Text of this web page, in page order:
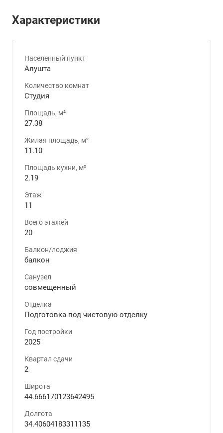
Характеристики
Населенный пункт
Алушта
Количество комнат
Студия
Площадь, м²
27.38
Жилая площадь, м²
11.10
Площадь кухни, м²
2.19
Этаж
11
Всего этажей
20
Балкон/лоджия
балкон
Санузел
совмещенный
Отделка
Подготовка под чистовую отделку
Год постройки
2025
Квартал сдачи
2
Широта
44.666170123642495
Долгота
34.40604183311135